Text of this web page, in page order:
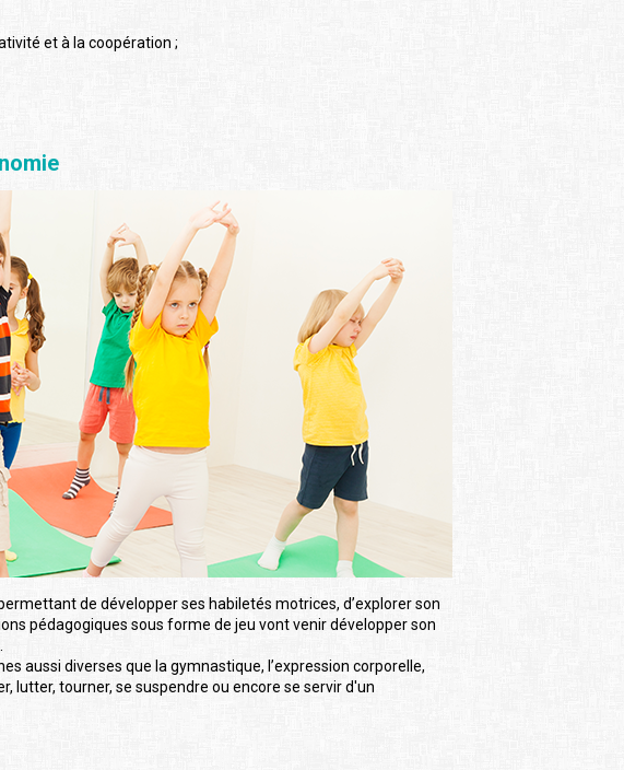
et à la coopération ;
de développer ses habiletés motrices, d’explorer son
pédagogiques sous forme de jeu vont venir développer son
aussi diverses que la gymnastique, l’expression corporelle,
lutter, tourner, se suspendre ou encore se servir d'un